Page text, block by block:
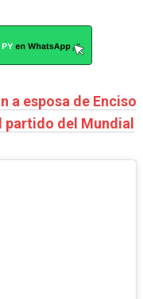
a esposa de Enciso
partido del Mundial